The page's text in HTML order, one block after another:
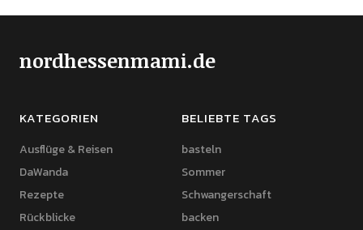
nordhessenmami.de
KATEGORIEN
Ausflüge & Reisen
DaWanda
Rezepte
Rückblicke
BELIEBTE TAGS
basteln
Sommer
Schwangerschaft
backen